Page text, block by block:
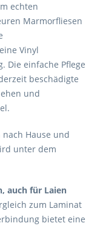
echten
Marmorfliesen
Vinyl
Die einfache Pflege
beschädigte
und
Hause und
unter dem
auch für Laien
zum Laminat
bietet eine